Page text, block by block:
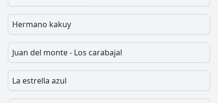
Hermano kakuy
Juan del monte - Los carabajal
La estrella azul